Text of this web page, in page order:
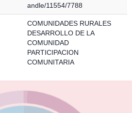
andle/11554/7788
COMUNIDADES RURALES
DESARROLLO DE LA
COMUNIDAD
PARTICIPACION
COMUNITARIA